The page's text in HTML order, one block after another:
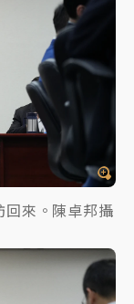
回來。陳卓邦攝